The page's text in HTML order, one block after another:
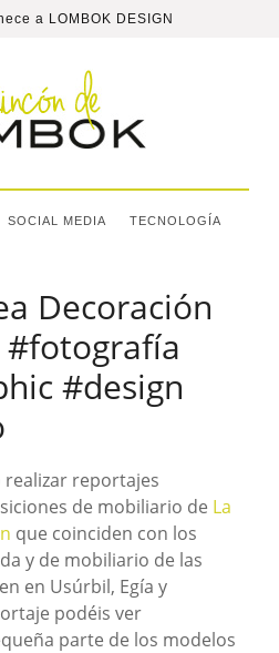
a LOMBOK DESIGN
SOCIAL MEDIA TECNOLOGÍA
Decoración
#design
reportajes
de mobiliario de La
que coinciden con los
y de mobiliario de las
en Usúrbil, Egía y
podéis ver
parte de los modelos